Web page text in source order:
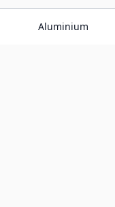
Aluminium